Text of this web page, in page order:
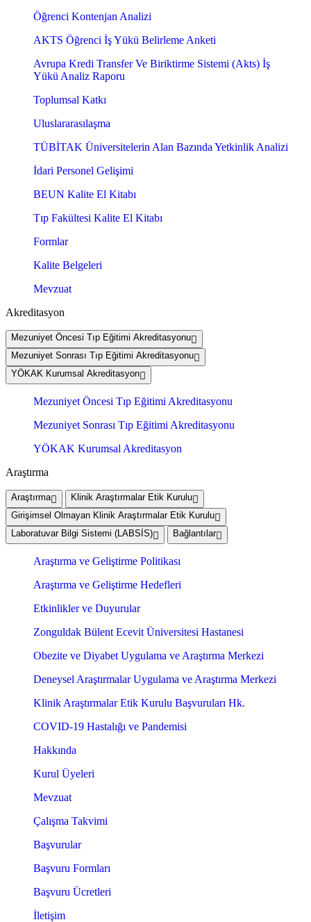
Öğrenci Kontenjan Analizi
AKTS Öğrenci İş Yükü Belirleme Anketi
Avrupa Kredi Transfer Ve Biriktirme Sistemi (Akts) İş
Yükü Analiz Raporu
Toplumsal Katkı
Uluslararasılaşma
TÜBİTAK Üniversitelerin Alan Bazında Yetkinlik Analizi
İdari Personel Gelişimi
BEUN Kalite El Kitabı
Tıp Fakültesi Kalite El Kitabı
Formlar
Kalite Belgeleri
Mevzuat
Akreditasyon
Mezuniyet Öncesi Tıp Eğitimi Akreditasyonu
Mezuniyet Sonrası Tıp Eğitimi Akreditasyonu
YÖKAK Kurumsal Akreditasyon
Mezuniyet Öncesi Tıp Eğitimi Akreditasyonu
Mezuniyet Sonrası Tıp Eğitimi Akreditasyonu
YÖKAK Kurumsal Akreditasyon
Araştırma
Araştırma
Klinik Araştırmalar Etik Kurulu
Girişimsel Olmayan Klinik Araştırmalar Etik Kurulu
Laboratuvar Bilgi Sistemi (LABSİS)
Bağlantılar
Araştırma ve Geliştirme Politikası
Araştırma ve Geliştirme Hedefleri
Etkinlikler ve Duyurular
Zonguldak Bülent Ecevit Üniversitesi Hastanesi
Obezite ve Diyabet Uygulama ve Araştırma Merkezi
Deneysel Araştırmalar Uygulama ve Araştırma Merkezi
Klinik Araştırmalar Etik Kurulu Başvuruları Hk.
COVID-19 Hastalığı ve Pandemisi
Hakkında
Kurul Üyeleri
Mevzuat
Çalışma Takvimi
Başvurular
Başvuru Formları
Başvuru Ücretleri
İletişim